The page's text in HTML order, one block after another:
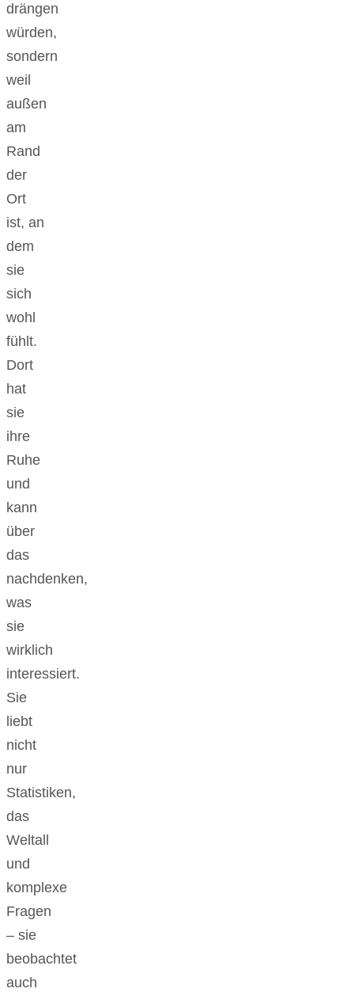
drängen
würden,
sondern
weil
außen
am
Rand
der
Ort
ist, an
dem
sie
sich
wohl
fühlt.
Dort
hat
sie
ihre
Ruhe
und
kann
über
das
nachdenken,
was
sie
wirklich
interessiert.
Sie
liebt
nicht
nur
Statistiken,
das
Weltall
und
komplexe
Fragen
– sie
beobachtet
auch